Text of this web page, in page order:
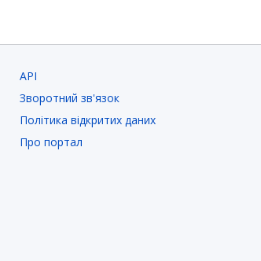
API
Зворотний зв'язок
Політика відкритих даних
Про портал